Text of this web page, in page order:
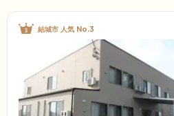
結城市 人気 No.3